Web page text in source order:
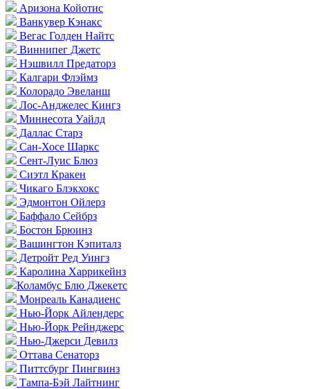
Аризона Койотис
Ванкувер Кэнакс
Вегас Голден Найтс
Виннипег Джетс
Нэшвилл Предаторз
Калгари Флэймз
Колорадо Эвеланш
Лос-Анджелес Кингз
Миннесота Уайлд
Даллас Старз
Сан-Хосе Шаркс
Сент-Луис Блюз
Сиэтл Кракен
Чикаго Блэкхокс
Эдмонтон Ойлерз
Баффало Сейбрз
Бостон Брюинз
Вашингтон Кэпиталз
Детройт Ред Уингз
Каролина Харрикейнз
Коламбус Блю Джекетс
Монреаль Канадиенс
Нью-Йорк Айлендерс
Нью-Йорк Рейнджерс
Нью-Джерси Девилз
Оттава Сенаторз
Питтсбург Пингвинз
Тампа-Бэй Лайтнинг